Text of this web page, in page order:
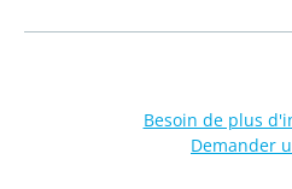
Besoin de plus
Demander